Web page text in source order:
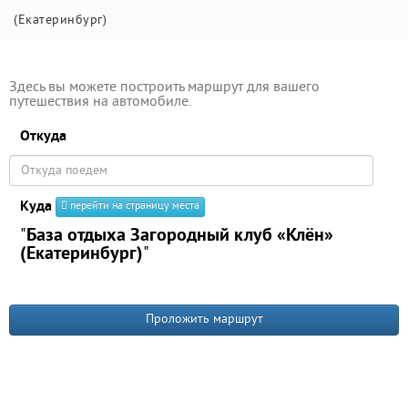
(Екатеринбург)
Здесь вы можете построить маршрут для вашего
путешествия на автомобиле.
Откуда
Куда перейти на страницу места
"База отдыха Загородный клуб «Клён»
(Екатеринбург)"
Проложить маршрут